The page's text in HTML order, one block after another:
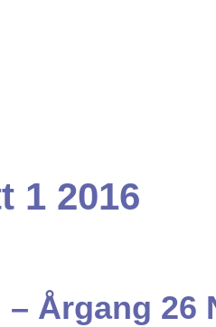
1 2016
Årgang 26